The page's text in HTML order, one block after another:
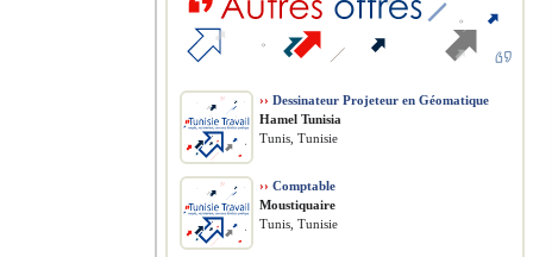
›› Dessinateur Projeteur en Géomatique
Hamel Tunisia
Tunis, Tunisie
›› Comptable
Moustiquaire
Tunis, Tunisie